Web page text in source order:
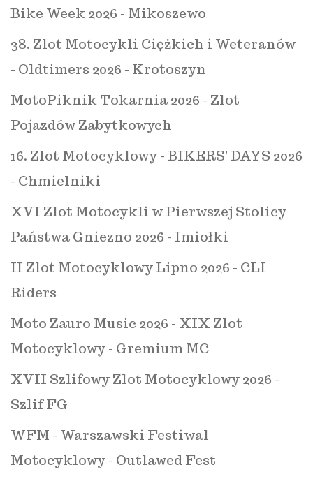
Bike Week 2026 - Mikoszewo
38. Zlot Motocykli Ciężkich i Weteranów
- Oldtimers 2026 - Krotoszyn
MotoPiknik Tokarnia 2026 - Zlot
Pojazdów Zabytkowych
16. Zlot Motocyklowy - BIKERS' DAYS 2026
- Chmielniki
XVI Zlot Motocykli w Pierwszej Stolicy
Państwa Gniezno 2026 - Imiołki
II Zlot Motocyklowy Lipno 2026 - CLI
Riders
Moto Zauro Music 2026 - XIX Zlot
Motocyklowy - Gremium MC
XVII Szlifowy Zlot Motocyklowy 2026 -
Szlif FG
WFM - Warszawski Festiwal
Motocyklowy - Outlawed Fest